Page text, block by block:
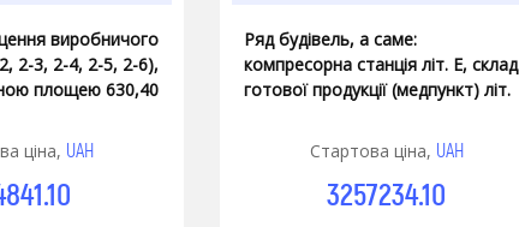
виробничого
2-3, 2-4, 2-5, 2-6),
площею 630,40
Ватутіна 170а
ціна, UAH
Ряд будівель, а саме:
компресорна станція літ. Е, склад
готової продукції (медпункт) літ.
сушильна камера.
Стартова ціна, UAH
3257234.10